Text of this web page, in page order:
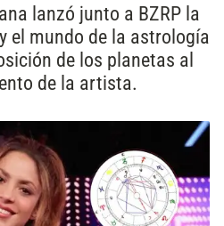
lanzó junto a BZRP la
el mundo de la astrología
de los planetas al
de la artista.